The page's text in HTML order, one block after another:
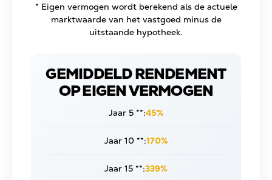
* Eigen vermogen wordt berekend als de actuele
marktwaarde van het vastgoed minus de
uitstaande hypotheek.
GEMIDDELD RENDEMENT
OP EIGEN VERMOGEN
Jaar 5 **:45%
Jaar 10 **:170%
Jaar 15 **:339%